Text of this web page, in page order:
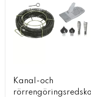
Kanal-och